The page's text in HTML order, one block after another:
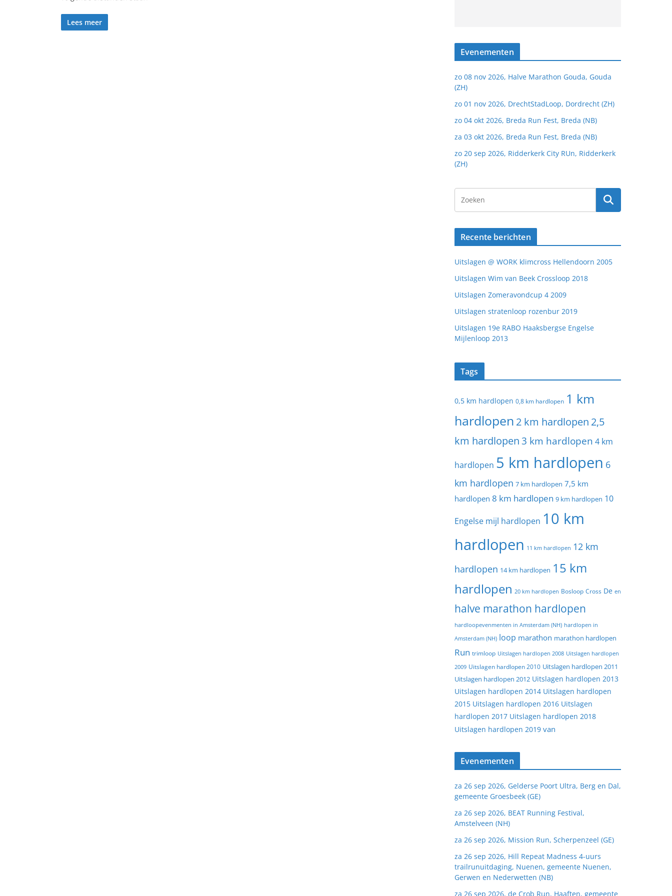
Lees meer
Evenementen
zo 08 nov 2026, Halve Marathon Gouda, Gouda
(ZH)
zo 01 nov 2026, DrechtStadLoop, Dordrecht (ZH)
zo 04 okt 2026, Breda Run Fest, Breda (NB)
za 03 okt 2026, Breda Run Fest, Breda (NB)
zo 20 sep 2026, Ridderkerk City RUn, Ridderkerk
(ZH)
Recente berichten
Uitslagen @ WORK klimcross Hellendoorn 2005
Uitslagen Wim van Beek Crossloop 2018
Uitslagen Zomeravondcup 4 2009
Uitslagen stratenloop rozenbur 2019
Uitslagen 19e RABO Haaksbergse Engelse
Mijlenloop 2013
Tags
0,5 km hardlopen 0,8 km hardlopen 1 km
hardlopen 2 km hardlopen 2,5
km hardlopen 3 km hardlopen 4 km
hardlopen 5 km hardlopen 6
km hardlopen 7 km hardlopen 7,5 km
hardlopen 8 km hardlopen 9 km hardlopen 10
Engelse mijl hardlopen 10 km
hardlopen 11 km hardlopen 12 km
hardlopen 14 km hardlopen 15 km
hardlopen 20 km hardlopen Bosloop Cross De en
halve marathon hardlopen
hardloopevenmenten in Amsterdam (NH) hardlopen in
Amsterdam (NH) loop marathon marathon hardlopen
Run trimloop Uitslagen hardlopen 2008 Uitslagen hardlopen
2009 Uitslagen hardlopen 2010 Uitslagen hardlopen 2011
Uitslagen hardlopen 2012 Uitslagen hardlopen 2013
Uitslagen hardlopen 2014 Uitslagen hardlopen
2015 Uitslagen hardlopen 2016 Uitslagen
hardlopen 2017 Uitslagen hardlopen 2018
Uitslagen hardlopen 2019 van
Evenementen
za 26 sep 2026, Gelderse Poort Ultra, Berg en Dal,
gemeente Groesbeek (GE)
za 26 sep 2026, BEAT Running Festival,
Amstelveen (NH)
za 26 sep 2026, Mission Run, Scherpenzeel (GE)
za 26 sep 2026, Hill Repeat Madness 4-uurs
trailrunuitdaging, Nuenen, gemeente Nuenen,
Gerwen en Nederwetten (NB)
za 26 sep 2026, de Crob Run, Haaften, gemeente